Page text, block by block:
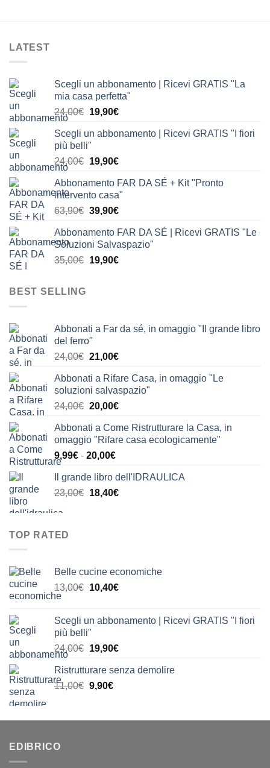
LATEST
Scegli un abbonamento | Ricevi GRATIS "La
mia casa perfetta"
24,00€ Il
originale
24,00€.
19,90€Il
attuale
19,90€.
Scegli un abbonamento | Ricevi GRATIS "I fiori
più belli"
24,00€ Il
originale
era:
24,00€.
19,90€Il
attuale
è:
19,90€.
Abbonamento FAR DA SÉ + Kit "Pronto
intervento casa"
63,90€ Il
originale
era:
63,90€.
39,90€Il
attuale
è:
39,90€.
Abbonamento FAR DA SÉ | Ricevi GRATIS "Le
Soluzioni Salvaspazio"
35,00€ Il
19,90€Il
BEST SELLING
Abbonati a Far da sé, in omaggio "Il grande libro
del ferro"
24,00€ Il
originale
era:
24,00€.
21,00€Il
attuale
è:
21,00€.
Abbonati a Rifare Casa, in omaggio "Le
soluzioni salvaspazio"
24,00€ Il
originale
era:
24,00€.
20,00€Il
attuale
è:
Abbonati a Come Ristrutturare la Casa, in
omaggio "Rifare casa ecologicamente"
9,99€ - 20,00€Fascia
prezzo:
da
Il grande libro dell'IDRAULICA
23,00€ Il
18,40€Il
TOP RATED
Belle cucine economiche
13,00€ Il
era:
10,40€Il
è:
Scegli un abbonamento | Ricevi GRATIS "I fiori
più belli"
24,00€ Il
originale
era:
19,90€Il
attuale
Ristrutturare senza demolire
11,00€ Il
era:
9,90€Il
è:
EDIBRICO